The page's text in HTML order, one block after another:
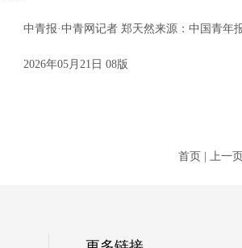
中青报·中青网记者 郑天然来源：中国青年
2026年05月21日 08版
首页 | 上一页